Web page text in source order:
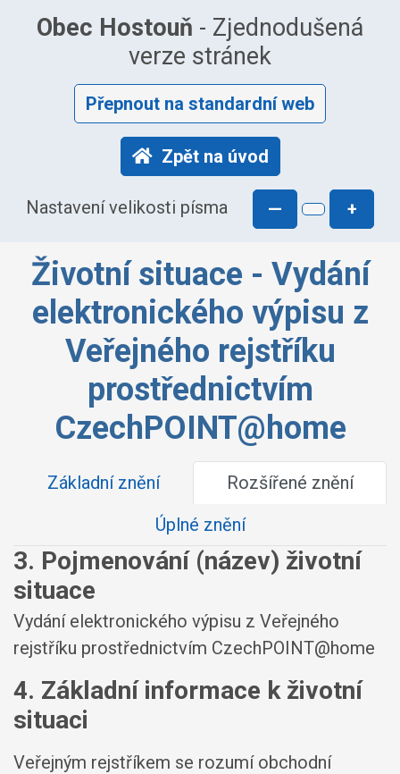
Obec Hostouň - Zjednodušená
verze stránek
Přepnout na standardní web
Zpět na úvod
Nastavení velikosti písma — +
Životní situace - Vydání
elektronického výpisu z
Veřejného rejstříku
prostřednictvím
CzechPOINT@home
Základní znění
Rozšířené znění
Úplné znění
3. Pojmenování (název) životní
situace
Vydání elektronického výpisu z Veřejného
rejstříku prostřednictvím CzechPOINT@home
4. Základní informace k životní
situaci
Veřejným rejstříkem se rozumí obchodní